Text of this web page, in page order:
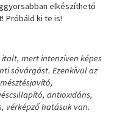
elkészíthető
Próbáld ki te is!
mert intenzíven képes
sóvárgást. Ezenkívül az
antioxidáns,
vérképző hatásuk van.